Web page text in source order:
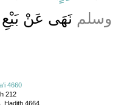
وسلم نَهَى عَنْ بَيْعِ
4660
212
Hadith 4664